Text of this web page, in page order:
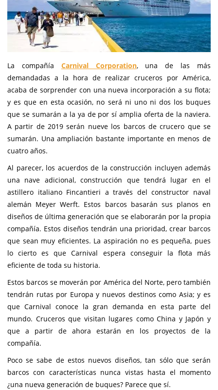
La compañía Carnival Corporation, una de las más
demandadas a la hora de realizar cruceros por América,
acaba de sorprender con una nueva incorporación a su flota;
y es que en esta ocasión, no será ni uno ni dos los buques
que se sumarán a la ya de por sí amplia oferta de la naviera.
A partir de 2019 serán nueve los barcos de crucero que se
sumarán. Una ampliación bastante importante en menos de
cuatro años.
Al parecer, los acuerdos de la construcción incluyen además
una nave adicional, construcción que tendrá lugar en el
astillero italiano Fincantieri a través del constructor naval
alemán Meyer Werft. Estos barcos basarán sus planos en
diseños de última generación que se elaborarán por la propia
compañía. Estos diseños tendrán una prioridad, crear barcos
que sean muy eficientes. La aspiración no es pequeña, pues
lo cierto es que Carnival espera conseguir la flota más
eficiente de toda su historia.
Estos barcos se moverán por América del Norte, pero también
tendrán rutas por Europa y nuevos destinos como Asia; y es
que Carnival conoce la gran demanda en esta parte del
mundo. Cruceros que visitan lugares como China y Japón y
que a partir de ahora estarán en los proyectos de la
compañía.
Poco se sabe de estos nuevos diseños, tan sólo que serán
barcos con características nunca vistas hasta el momento
¿una nueva generación de buques? Parece que sí.